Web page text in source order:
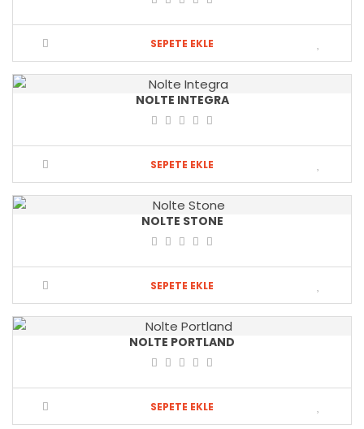
SEPETE EKLE
NOLTE INTEGRA
SEPETE EKLE
NOLTE STONE
SEPETE EKLE
NOLTE PORTLAND